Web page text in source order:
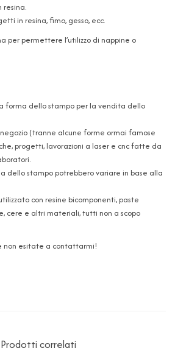
resina.
in resina, fimo, gesso, ecc.
per permettere l’utilizzo di nappine o
forma dello stampo per la vendita dello
(tranne alcune forme ormai famose
progetti, lavorazioni a laser e cnc fatte da
dello stampo potrebbero variare in base alla
con resine bicomponenti, paste
cere e altri materiali, tutti non a scopo
non esitate a contattarmi!
Prodotti correlati